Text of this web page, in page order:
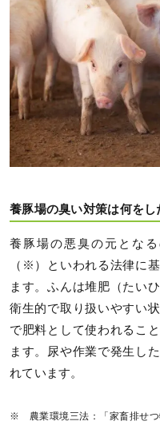
養豚場の臭い対策は何をし
養豚場の悪臭の元とな
（※）といわれる法律に
ます。ふんは堆肥（たい
衛生的で取り扱いやすい
で肥料として使われるこ
ます。尿や作業で発生し
れています。
※ 農業環境三法：「家畜排せつ